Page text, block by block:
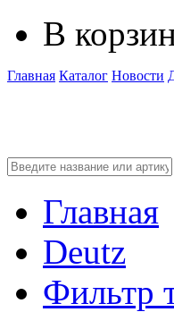
В
Главная Каталог Новости
Главная
Deutz
Фильтр